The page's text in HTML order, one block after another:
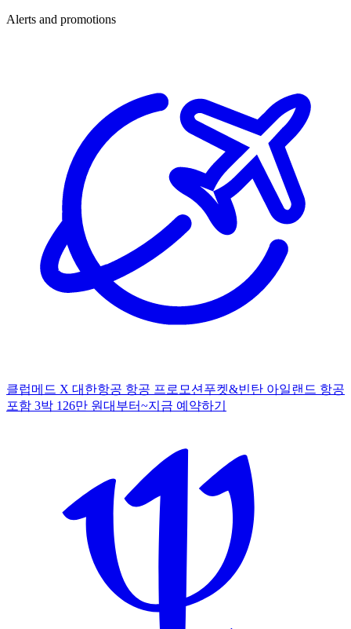
Alerts and promotions
클럽메드 X 대한항공 항공 프로모션 푸켓&빈탄 아일랜드 항공
포함 3박 126만 원대부터~지 금 예약하기